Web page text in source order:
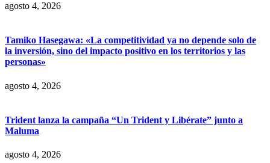
agosto 4, 2026
Tamiko Hasegawa: «La competitividad ya no depende solo de
la inversión, sino del impacto positivo en los territorios y las
personas»
agosto 4, 2026
Trident lanza la campaña “Un Trident y Libérate” junto a
Maluma
agosto 4, 2026